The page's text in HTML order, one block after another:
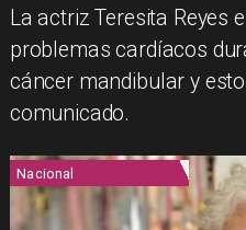
La actriz Teresita Reyes
problemas cardíacos
cáncer mandibular y
comunicado.
Nacional